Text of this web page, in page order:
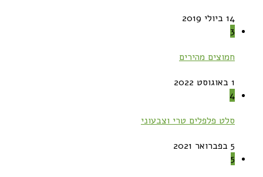
14 ביולי 2019
3
חמוצים מהירים
1 באוגוסט 2022
4
סלט פלפלים טרי וצבעוני
5 בפברואר 2021
5